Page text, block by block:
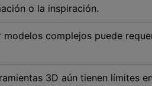
o la inspiración.
modelos complejos puede
3D aún tienen límites